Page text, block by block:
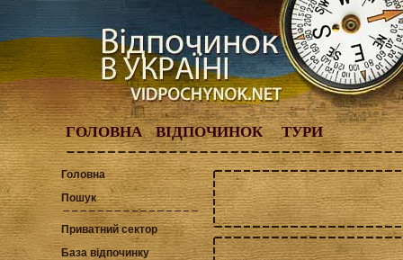
ГОЛОВНА ВІДПОЧИНОК ТУРИ
Головна
Пошук
Приватний сектор
База відпочинку